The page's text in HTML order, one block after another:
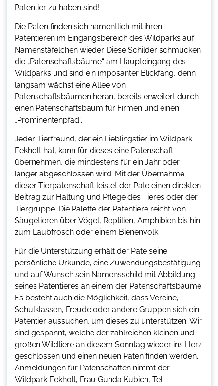
Patentier zu haben sind!
Die Paten finden sich namentlich mit ihren
Patentieren im Eingangsbereich des Wildparks auf
Namenstäfelchen wieder. Diese Schilder schmücken
die „Patenschaftsbäume“ am Haupteingang des
Wildparks und sind ein imposanter Blickfang, denn
langsam wächst eine Allee von
Patenschaftsbäumen heran, bereits erweitert durch
einen Patenschaftsbaum für Firmen und einen
„Prominentenpfad“.
Jeder Tierfreund, der ein Lieblingstier im Wildpark
Eekholt hat, kann für dieses eine Patenschaft
übernehmen, die mindestens für ein Jahr oder
länger abgeschlossen wird. Mit der Übernahme
dieser Tierpatenschaft leistet der Pate einen direkten
Beitrag zur Haltung und Pflege des Tieres oder der
Tiergruppe. Die Palette der Patentiere reicht von
Säugetieren über Vögel, Reptilien, Amphibien bis hin
zum Laubfrosch oder einem Bienenvolk.
Für die Unterstützung erhält der Pate seine
persönliche Urkunde, eine Zuwendungsbestätigung
und auf Wunsch sein Namensschild mit Abbildung
seines Patentieres an einem der Patenschaftsbäume.
Es besteht auch die Möglichkeit, dass Vereine,
Schulklassen, Freude oder andere Gruppen sich ein
Patentier aussuchen, um dieses zu unterstützen. Wir
sind gespannt, welche der zahlreichen kleinen und
großen Wildtiere an diesem Sonntag wieder ins Herz
geschlossen und einen neuen Paten finden werden.
Anmeldungen für Patenschaften nimmt der
Wildpark Eekholt, Frau Gunda Kubich, Tel.